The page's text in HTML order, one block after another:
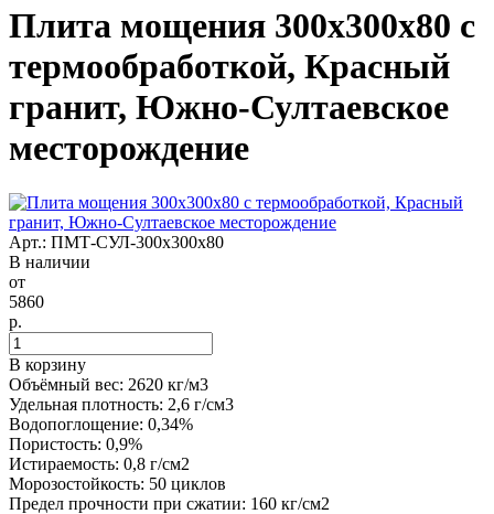
Плита мощения 300x300x80 с
термообработкой, Красный
гранит, Южно-Султаевское
месторождение
Арт.: ПМТ-СУЛ-300х300х80
В наличии
от
5860
р.
В корзину
Объёмный вес: 2620 кг/м3
Удельная плотность: 2,6 г/см3
Водопоглощение: 0,34%
Пористость: 0,9%
Истираемость: 0,8 г/см2
Морозостойкость: 50 циклов
Предел прочности при сжатии: 160 кг/см2